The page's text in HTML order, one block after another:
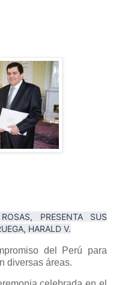
PRESENTA SUS
HARALD V.
del Perú para
diversas áreas.